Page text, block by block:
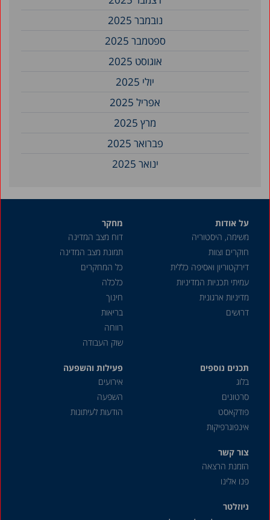
נובמבר 2025
ספטמבר 2025
אוגוסט 2025
יולי 2025
אפריל 2025
מרץ 2025
פברואר 2025
ינואר 2025
על אודות
משימה, היסטוריה
חוקרים וצוות
דירקטוריון ואסיפה כללית
עמיתי תכניות המדיניות
מדיניות ארגונית
דרושים
מחקר
דוח מצב המדינה
תמונת מצב המדינה
כל המחקרים
כלכלה
חינוך
בריאות
רווחה
שוק העבודה
תכנים נוספים
בלוג
סרטונים
פודקאסט
אינפוגרפיקות
פעילות והשפעה
אירועים
השפעה
הודעות לעיתונות
צור קשר
הזמנת הרצאה
פנו אלינו
ניוזלטר